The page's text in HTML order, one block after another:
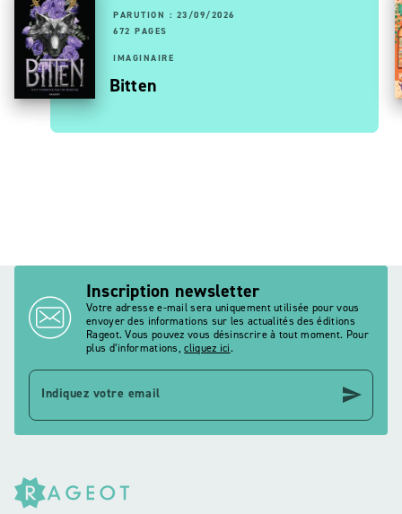
PARUTION : 23/09/2026
672 PAGES
IMAGINAIRE
Bitten
Inscription newsletter
Votre adresse e-mail sera uniquement utilisée pour vous
envoyer des informations sur les actualités des éditions
Rageot. Vous pouvez vous désinscrire à tout moment. Pour
plus d’informations,cliquez ici.
Indiquez votre email send